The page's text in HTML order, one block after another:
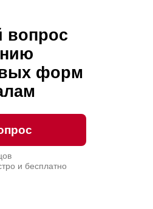
вопрос
форм
и бесплатно